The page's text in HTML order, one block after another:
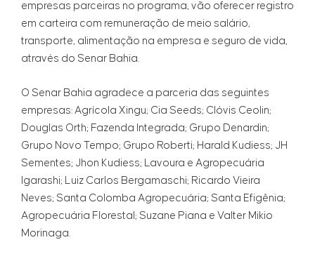
empresas parceiras no programa, vão oferecer registro
em carteira com remuneração de meio salário,
transporte, alimentação na empresa e seguro de vida,
através do Senar Bahia.
O Senar Bahia agradece a parceria das seguintes
empresas: Agrícola Xingu; Cia Seeds; Clóvis Ceolin;
Douglas Orth; Fazenda Integrada; Grupo Denardin;
Grupo Novo Tempo; Grupo Roberti; Harald Kudiess; JH
Sementes; Jhon Kudiess; Lavoura e Agropecuária
Igarashi; Luiz Carlos Bergamaschi; Ricardo Vieira
Neves; Santa Colomba Agropecuária; Santa Efigênia;
Agropecuária Florestal; Suzane Piana e Valter Mikio
Morinaga.